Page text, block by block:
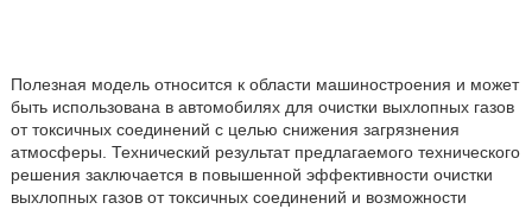
Полезная модель относится к области машиностроения и может
быть использована в автомобилях для очистки выхлопных газов
от токсичных соединений с целью снижения загрязнения
атмосферы. Технический результат предлагаемого технического
решения заключается в повышенной эффективности очистки
выхлопных газов от токсичных соединений и возможности